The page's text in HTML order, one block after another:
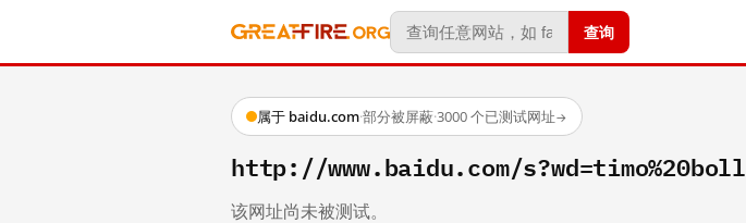
查询
属于 baidu.com·部分被屏蔽·3000 个已测试网址→
http://www.baidu.com/s?wd=timo%20boll
该网址尚未被测试。